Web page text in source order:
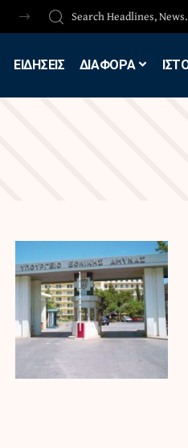
ΕΙΔΗΣΕΙΣ ΔΙΑΦΟΡΑ